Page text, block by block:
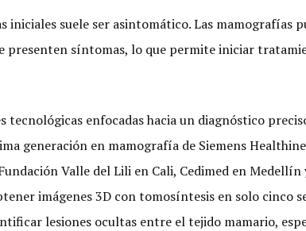
iniciales suele ser asintomático. Las mamografías
presenten síntomas, lo que permite iniciar
tecnológicas enfocadas hacia un diagnóstico
generación en mamografía de Siemens
Valle del Lili en Cali, Cedimed en
imágenes 3D con tomosíntesis en solo cinco
lesiones ocultas entre el tejido mamario,